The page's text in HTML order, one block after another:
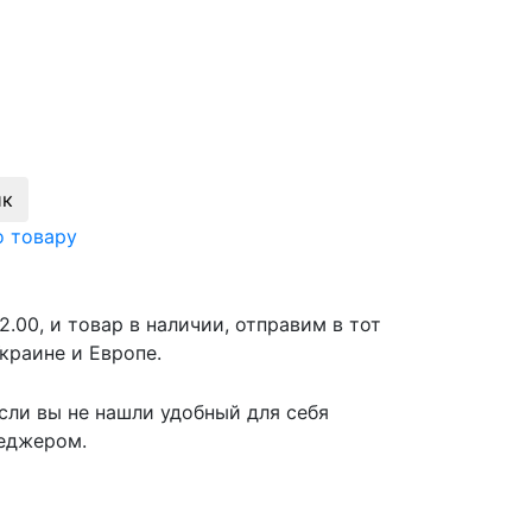
товару
и товар в наличии, отправим в тот
и Европе.
вы не нашли удобный для себя